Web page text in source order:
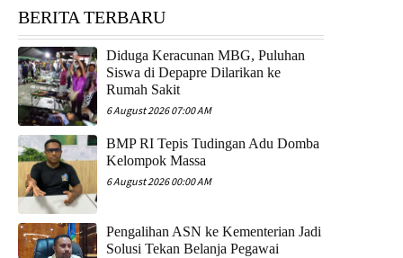
BERITA TERBARU
Diduga Keracunan MBG, Puluhan
Siswa di Depapre Dilarikan ke
Rumah Sakit
6 August 2026 07:00 AM
​BMP RI Tepis Tudingan Adu Domba
Kelompok Massa
6 August 2026 00:00 AM
Pengalihan ASN ke Kementerian Jadi
Solusi Tekan Belanja Pegawai